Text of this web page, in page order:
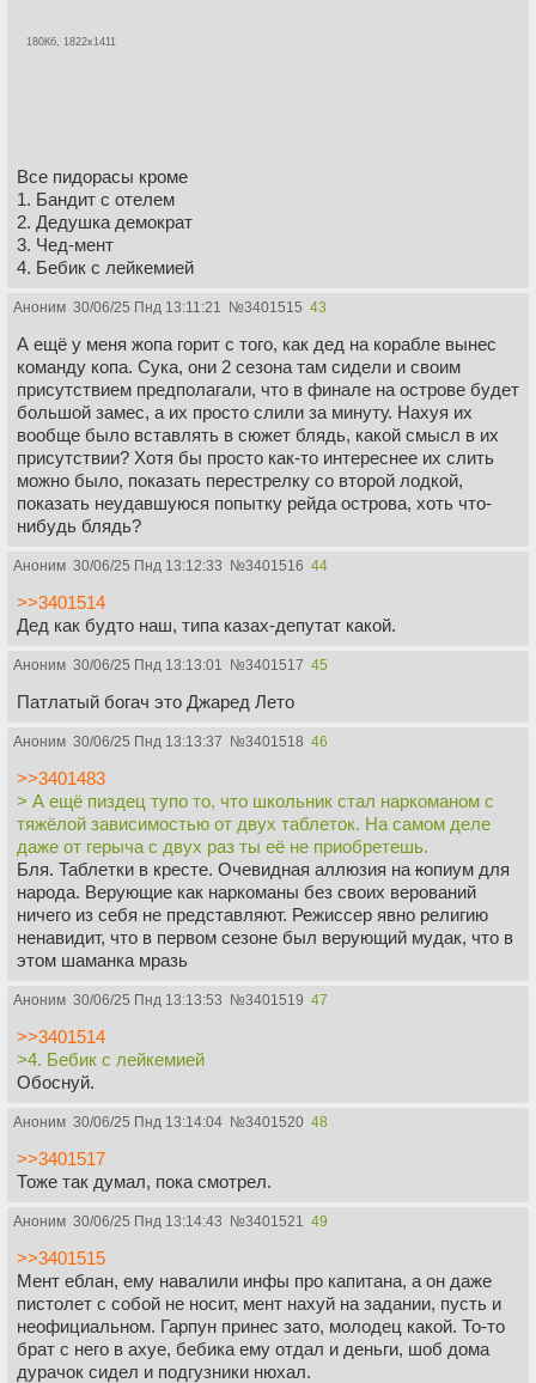
180Кб, 1822x1411
Все пидорасы кроме
1. Бандит с отелем
2. Дедушка демократ
3. Чед-мент
4. Бебик с лейкемией
Аноним 30/06/25 Пнд 13:11:21 №3401515 43
А ещё у меня жопа горит с того, как дед на корабле вынес
команду копа. Сука, они 2 сезона там сидели и своим
присутствием предполагали, что в финале на острове будет
большой замес, а их просто слили за минуту. Нахуя их
вообще было вставлять в сюжет блядь, какой смысл в их
присутствии? Хотя бы просто как-то интереснее их слить
можно было, показать перестрелку со второй лодкой,
показать неудавшуюся попытку рейда острова, хоть что-
нибудь блядь?
Аноним 30/06/25 Пнд 13:12:33 №3401516 44
>>3401514
Дед как будто наш, типа казах-депутат какой.
Аноним 30/06/25 Пнд 13:13:01 №3401517 45
Патлатый богач это Джаред Лето
Аноним 30/06/25 Пнд 13:13:37 №3401518 46
>>3401483
> А ещё пиздец тупо то, что школьник стал наркоманом с
тяжёлой зависимостью от двух таблеток. На самом деле
даже от герыча с двух раз ты её не приобретешь.
Бля. Таблетки в кресте. Очевидная аллюзия на копиум для
народа. Верующие как наркоманы без своих верований
ничего из себя не представляют. Режиссер явно религию
ненавидит, что в первом сезоне был верующий мудак, что в
этом шаманка мразь
Аноним 30/06/25 Пнд 13:13:53 №3401519 47
>>3401514
>4. Бебик с лейкемией
Обоснуй.
Аноним 30/06/25 Пнд 13:14:04 №3401520 48
>>3401517
Тоже так думал, пока смотрел.
Аноним 30/06/25 Пнд 13:14:43 №3401521 49
>>3401515
Мент еблан, ему навалили инфы про капитана, а он даже
пистолет с собой не носит, мент нахуй на задании, пусть и
неофициальном. Гарпун принес зато, молодец какой. То-то
брат с него в ахуе, бебика ему отдал и деньги, шоб дома
дурачок сидел и подгузники нюхал.